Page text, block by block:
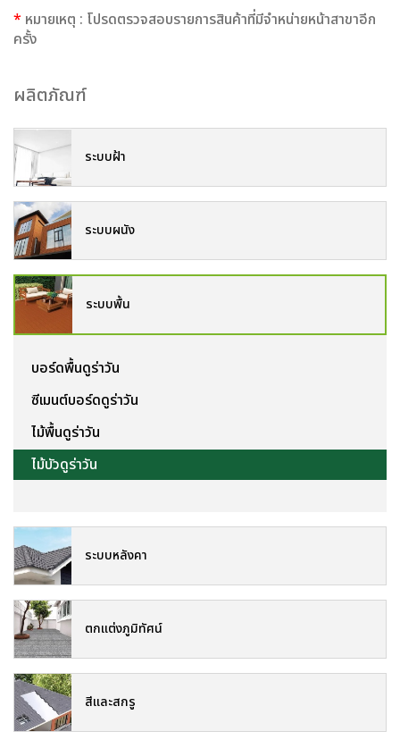
* หมายเหตุ : โปรดตรวจสอบรายการสินค้าที่มีจำหน่ายหน้าสาขาอีก
ครั้ง
ผลิตภัณฑ์
ระบบฝ้า
ระบบผนัง
ระบบพื้น
บอร์ดพื้นดูร่าวัน
ซีเมนต์บอร์ดดูร่าวัน
ไม้พื้นดูร่าวัน
ไม้บัวดูร่าวัน
ระบบหลังคา
ตกแต่งภูมิทัศน์
สีและสกรู